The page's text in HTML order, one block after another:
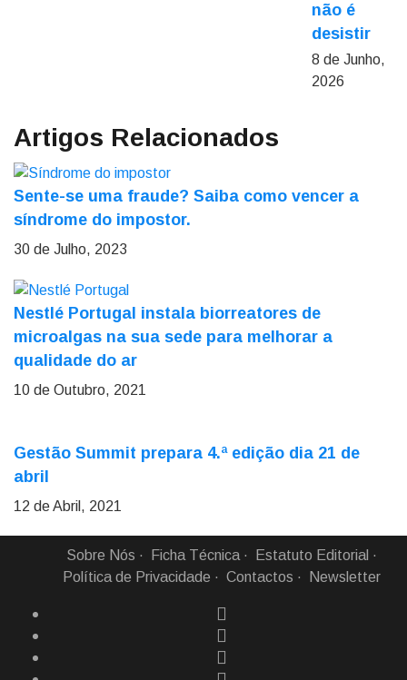
não é
desistir
8 de Junho,
2026
Artigos Relacionados
Sente-se uma fraude? Saiba como vencer a
síndrome do impostor.
30 de Julho, 2023
Nestlé Portugal instala biorreatores de
microalgas na sua sede para melhorar a
qualidade do ar
10 de Outubro, 2021
Gestão Summit prepara 4.ª edição dia 21 de
abril
12 de Abril, 2021
Sobre Nós Ficha Técnica
Estatuto Editorial
Política de Privacidade
Contactos Newsletter